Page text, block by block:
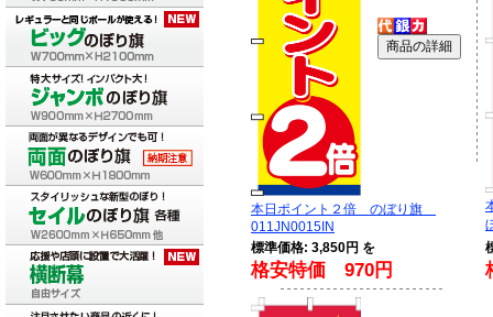
本日ポイント２倍 のぼり旗
011JN0015IN
標準価格: 3,850円 を
格安特価 970円